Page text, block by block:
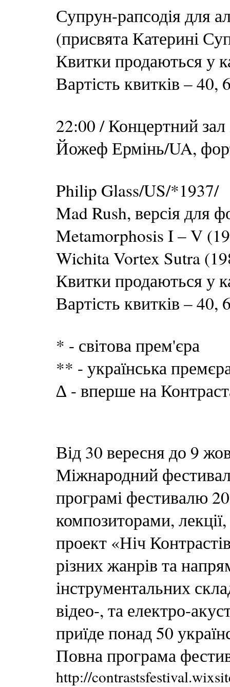
Супрун-рапсодія для
(присвята Катерині
Квитки продаються у
Вартість квитків – 40,
22:00 / Концертний
Йожеф Ермінь/UA,
Philip Glass/US/*1937/
Mad Rush, версія для
Metamorphosis I – V
Wichita Vortex Sutra
Квитки продаються у
Вартість квитків – 40,
* - світова прем'єра
** - українська
∆ - вперше на
Від 30 вересня до 9
Міжнародний
програмі фестивалю 20
композиторами,
проект «Ніч
різних жанрів та
інструментальних
відео-, та електро-
приїде понад 50
Повна програма
http://